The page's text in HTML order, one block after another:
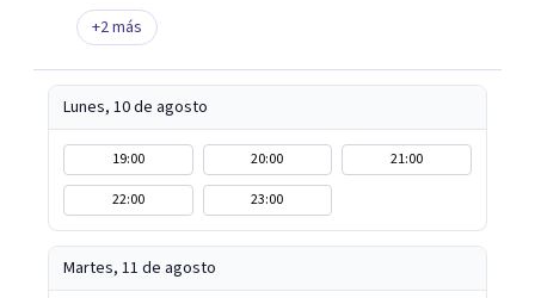
+2más
Lunes, 10 de agosto
19:00 20:00
21:00
22:00
23:00
Martes, 11 de agosto